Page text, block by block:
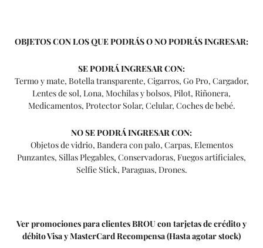
OBJETOS CON LOS QUE PODRÁS O NO PODRÁS INGRESAR:
SE PODRÁ INGRESAR CON:
Termo y mate, Botella transparente, Cigarros, Go Pro, Cargador,
Lentes de sol, Lona, Mochilas y bolsos, Pilot, Riñonera,
Medicamentos, Protector Solar, Celular, Coches de bebé.
NO SE PODRÁ INGRESAR CON:
Objetos de vidrio, Bandera con palo, Carpas, Elementos
Punzantes, Sillas Plegables, Conservadoras, Fuegos artificiales,
Selfie Stick, Paraguas, Drones.
Ver promociones para clientes BROU con tarjetas de crédito y
débito Visa y MasterCard Recompensa (Hasta agotar stock)